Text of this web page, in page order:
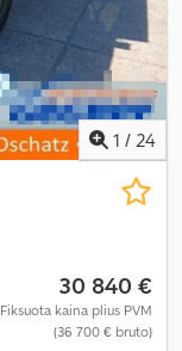
1 / 24
30 840 €
Fiksuota kaina plius PVM
(36 700 € bruto)